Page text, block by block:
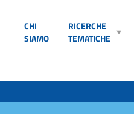
CHI
SIAMO
RICERCHE
TEMATICHE